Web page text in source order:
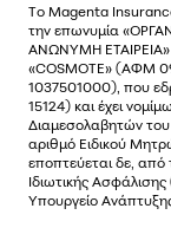
Το Magenta
την επωνυµία
ΑΝΩΝΥΜΗ ΕΤΑΙΡΕΙΑ»
«COSMOTE» (ΑΦΜ
1037501000), που
15124) και έχει
Διαµεσολαβητών
αριθµό Ειδικού
εποπτεύεται δε, από
Ιδιωτικής
Υπουργείο